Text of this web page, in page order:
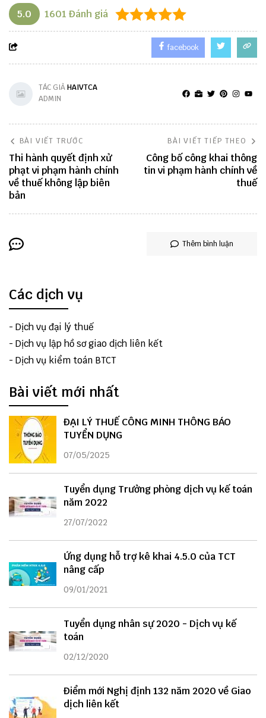
5.0 1601 Đánh giá
facebook
TÁC GIẢHAIVTCA
ADMIN
BÀI VIẾT TRƯỚC
Thi hành quyết định xử
phạt vi phạm hành chính
về thuế không lập biên
bản
BÀI VIẾT TIẾP THEO
Công bố công khai thông
tin vi phạm hành chính về
thuế
Thêm bình luận
Các dịch vụ
- Dịch vụ đại lý thuế
- Dịch vụ lập hồ sơ giao dịch liên kết
- Dịch vụ kiểm toán BTCT
Bài viết mới nhất
ĐẠI LÝ THUẾ CÔNG MINH THÔNG BÁO
TUYỂN DỤNG
07/05/2025
Tuyển dụng Trưởng phòng dịch vụ kế toán
năm 2022
27/07/2022
Ứng dụng hỗ trợ kê khai 4.5.0 của TCT
nâng cấp
09/01/2021
Tuyển dụng nhân sự 2020 - Dịch vụ kế
toán
02/12/2020
Điểm mới Nghị định 132 năm 2020 về Giao
dịch liên kết